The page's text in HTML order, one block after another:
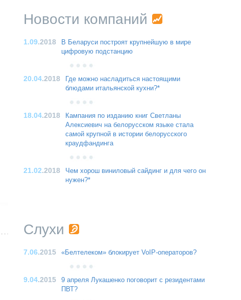
Новости компаний
1.09.2018
В Беларуси построят крупнейшую в мире
цифровую подстанцию
20.04.2018
Где можно насладиться настоящими
блюдами итальянской кухни?*
18.04.2018
Кампания по изданию книг Светланы
Алексиевич на белорусском языке стала
самой крупной в истории белорусского
краудфандинга
21.02.2018
Чем хорош виниловый сайдинг и для чего он
нужен?*
Слухи
7.06.2015 «Белтелеком» блокирует VoIP-операторов?
9.04.2015
9 апреля Лукашенко поговорит с резидентами
ПВТ?